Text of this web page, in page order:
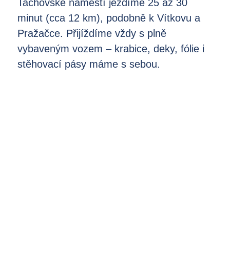
Tachovské náměstí jezdíme 25 až 30
minut (cca 12 km), podobně k Vítkovu a
Pražačce. Přijíždíme vždy s plně
vybaveným vozem – krabice, deky, fólie i
stěhovací pásy máme s sebou.